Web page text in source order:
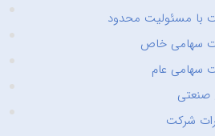
با مسئولیت محدود
سهامی خاص
سهامی عام
شرکت